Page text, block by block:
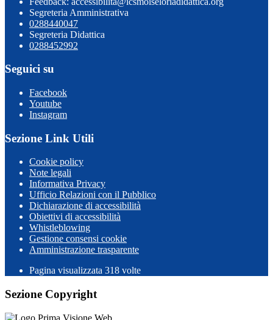
Segreteria Amministrativa
0288440047
Segreteria Didattica
0288452992
Seguici su
Facebook
Youtube
Instagram
Sezione Link Utili
Cookie policy
Note legali
Informativa Privacy
Ufficio Relazioni con il Pubblico
Dichiarazione di accessibilità
Obiettivi di accessibilità
Whistleblowing
Gestione consensi cookie
Amministrazione trasparente
Pagina visualizzata 318 volte
Sezione Copyright